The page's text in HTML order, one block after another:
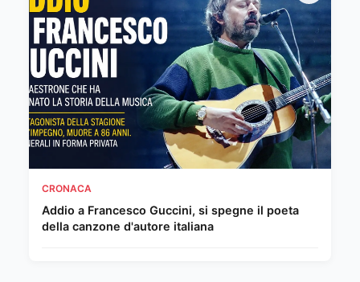
CRONACA
Addio a Francesco Guccini, si spegne il poeta
della canzone d'autore italiana